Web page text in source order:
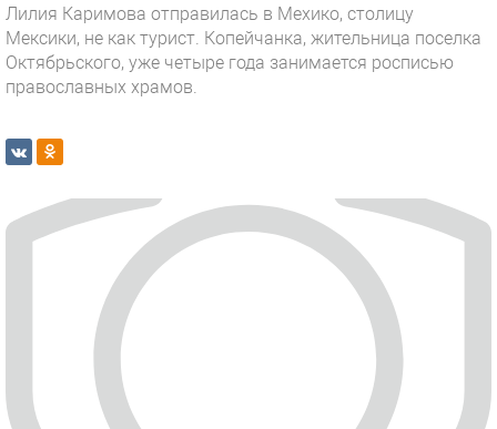
Лилия Каримова отправилась в Мехико, столицу
Мексики, не как турист. Копейчанка, жительница поселка
Октябрьского, уже четыре года занимается росписью
православных храмов.